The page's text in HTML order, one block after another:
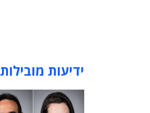
ידיעות מובילות